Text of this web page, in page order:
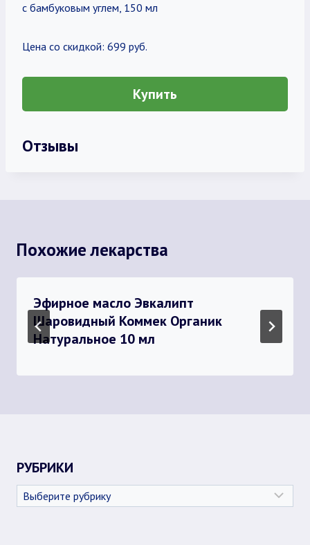
с бамбуковым углем, 150 мл
Цена со скидкой: 699 руб.
Купить
Отзывы
Похожие лекарства
Эфирное масло Эвкалипт
Шаровидный Коммек Органик
Натуральное 10 мл
РУБРИКИ
Рубрики